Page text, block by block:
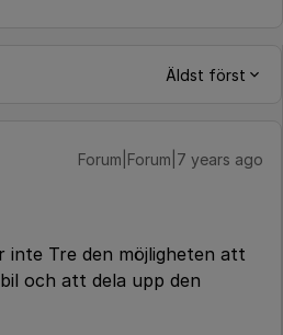
Äldst först
Forum|Forum|7 years ago
inte Tre den möjligheten att
och att dela upp den